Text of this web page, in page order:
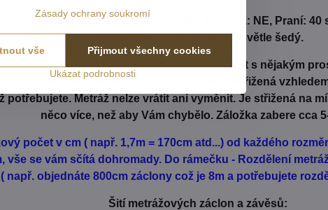
- Péče: Žehlení: ANO, Aviváž: ANO, Sušička: NE, Praní: 40
- Materiál je z rubové strany světle šedý.
látek ( závěsů ) je potřeba počítat s nějakým
Nikdy nevíme předem, jak přijde záclona ustřižená
potřebujete. Metráž nelze vrátit ani vyměnit. Je střižená na
něco více, než aby Vám chybělo. Záložka zabere cca
počet v cm ( např. 1,7m = 170cm atd...) od každého
vše se vám sčítá dohromady. Do rámečku - Rozdělení
např. objednáte 800cm záclony což je 8m a potřebujete
Šití metrážových záclon a závěsů:
Zásady ochrany soukromí
Ukázat podrobnosti
Přijmout všechny cookies
vše